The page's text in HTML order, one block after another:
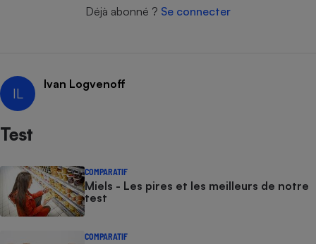
Déjà abonné ? Se connecter
IL
Ivan Logvenoff
Test
COMPARATIF
Miels - Les pires et les meilleurs de notre
test
COMPARATIF